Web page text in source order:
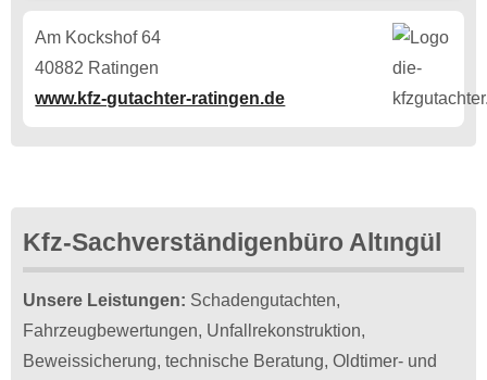
Am Kockshof 64
40882 Ratingen
www.kfz-gutachter-ratingen.de
Kfz-Sachverständigenbüro Altıngül
Unsere Leistungen: Schadengutachten,
Fahrzeugbewertungen, Unfallrekonstruktion,
Beweissicherung, technische Beratung, Oldtimer- und